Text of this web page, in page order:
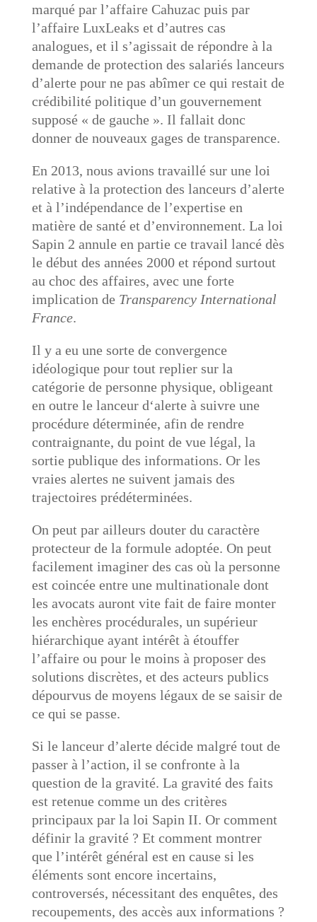
marqué par l’affaire Cahuzac puis par
l’affaire LuxLeaks et d’autres cas
analogues, et il s’agissait de répondre à la
demande de protection des salariés lanceurs
d’alerte pour ne pas abîmer ce qui restait de
crédibilité politique d’un gouvernement
supposé « de gauche ». Il fallait donc
donner de nouveaux gages de transparence.
En 2013, nous avions travaillé sur une loi
relative à la protection des lanceurs d’alerte
et à l’indépendance de l’expertise en
matière de santé et d’environnement. La loi
Sapin 2 annule en partie ce travail lancé dès
le début des années 2000 et répond surtout
au choc des affaires, avec une forte
implication de Transparency International
France.
Il y a eu une sorte de convergence
idéologique pour tout replier sur la
catégorie de personne physique, obligeant
en outre le lanceur d‘alerte à suivre une
procédure déterminée, afin de rendre
contraignante, du point de vue légal, la
sortie publique des informations. Or les
vraies alertes ne suivent jamais des
trajectoires prédéterminées.
On peut par ailleurs douter du caractère
protecteur de la formule adoptée. On peut
facilement imaginer des cas où la personne
est coincée entre une multinationale dont
les avocats auront vite fait de faire monter
les enchères procédurales, un supérieur
hiérarchique ayant intérêt à étouffer
l’affaire ou pour le moins à proposer des
solutions discrètes, et des acteurs publics
dépourvus de moyens légaux de se saisir de
ce qui se passe.
Si le lanceur d’alerte décide malgré tout de
passer à l’action, il se confronte à la
question de la gravité. La gravité des faits
est retenue comme un des critères
principaux par la loi Sapin II. Or comment
définir la gravité ? Et comment montrer
que l’intérêt général est en cause si les
éléments sont encore incertains,
controversés, nécessitant des enquêtes, des
recoupements, des accès aux informations ?